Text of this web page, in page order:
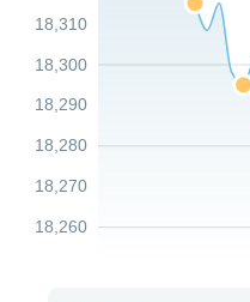
18,260
18,270
18,280
18,290
18,300
18,310